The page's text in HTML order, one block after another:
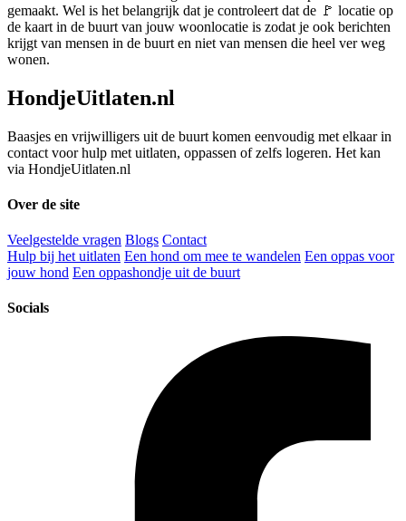
gemaakt. Wel is het belangrijk dat je controleert dat de 🚩 locatie op
de kaart in de buurt van jouw woonlocatie is zodat je ook berichten
krijgt van mensen in de buurt en niet van mensen die heel ver weg
wonen.
HondjeUitlaten.nl
Baasjes en vrijwilligers uit de buurt komen eenvoudig met elkaar in
contact voor hulp met uitlaten, oppassen of zelfs logeren. Het kan
via HondjeUitlaten.nl
Over de site
Veelgestelde vragen Blogs Contact
Hulp bij het uitlaten Een hond om mee te wandelen Een oppas voor
jouw hond Een oppashondje uit de buurt
Socials